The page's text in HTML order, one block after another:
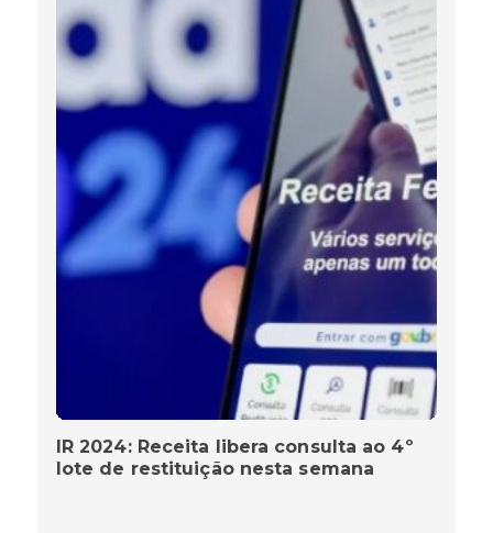
IR 2024: Receita libera consulta ao 4º
lote de restituição nesta semana